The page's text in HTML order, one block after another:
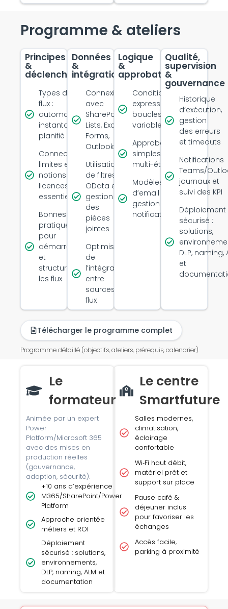
Programme & ateliers
Principes
&
déclencheurs
Types de
flux :
automatisé,
instantané,
planifié
Connecteurs,
limites et
notions de
licences
essentielles
Bonnes
pratiques
pour
démarrer
et
structurer
les flux
Données
&
intégrations
Connexion
avec
SharePoint,
Lists, Excel,
Forms,
Outlook
Utilisation
de filtres
OData et
gestion
des
pièces
jointes
Optimisation
de
l’intégration
entre
sources et
flux
Logique
&
approbations
Conditions,
expressions,
boucles et
variables
Approbations
simples ou
multi-étapes
Modèles
d’email et
gestion des
notifications
Qualité,
supervision
&
gouvernance
Historique
d’exécution,
gestion
des erreurs
et timeouts
Notifications
Teams/
journaux et
suivi des KPI
Déploiement
sécurisé :
solutions,
DLP, naming,
et
Télécharger le programme complet
Programme détaillé (objectifs, ateliers, prérequis, calendrier).
Le
formateur
Animée par un expert
Power
Platform/Microsoft 365
avec des mises en
production réelles
(gouvernance,
adoption, sécurité).
+10 ans d’expérience
M365/SharePoint/Power
Platform
Approche orientée
métiers et ROI
Déploiement
sécurisé : solutions,
environnements,
DLP, naming, ALM et
documentation
Le centre
Smartfuture
Salles modernes,
climatisation,
éclairage
confortable
Wi‑Fi haut débit,
matériel prêt et
support sur place
Pause café &
déjeuner inclus
pour favoriser les
échanges
Accès facile,
parking à proximité